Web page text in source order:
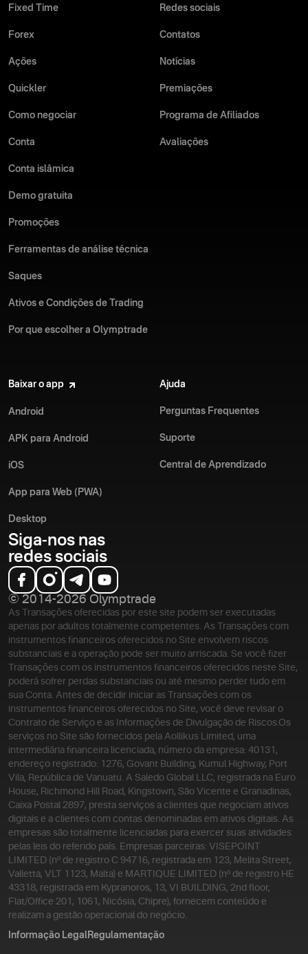
Fixed Time
Forex
Ações
Quickler
Como negociar
Conta
Conta islâmica
Demo gratuita
Promoções
Ferramentas de análise técnica
Saques
Ativos e Condições de Trading
Por que escolher a Olymptrade
Redes sociais
Contatos
Notícias
Premiações
Programa de Afiliados
Avaliações
Baixar o app
Android
APK para Android
iOS
App para Web (PWA)
Desktop
Ajuda
Perguntas Frequentes
Suporte
Central de Aprendizado
Siga-nos nas
redes sociais
© 2014-2026 Olymptrade
As Transações oferecidas por este site podem ser executadas
apenas por adultos totalmente competentes. As Transações com
instrumentos financeiros oferecidos no Site envolvem riscos
substanciais e a operação pode ser muito arriscada. Se você fizer
Transações com os instrumentos financeiros oferecidos neste Site,
poderá sofrer perdas substanciais ou até mesmo perder tudo em
sua Conta. Antes de decidir iniciar as Transações com os
instrumentos financeiros oferecidos no Site, você deve revisar o
Contrato de Serviço e as Informações de Divulgação de Riscos.Os
serviços no Site são fornecidos pela Aollikus Limited, uma
intermediária financeira licenciada, número da empresa: 40131,
endereço registrado: 1276, Govant Building, Kumul Highway, Port
Vila, República de Vanuatu. A Saledo Global LLC, registrada na Euro
House, Richmond Hill Road, Kingstown, São Vicente e Granadinas,
Caixa Postal 2897, presta serviços a clientes que negociam ativos
digitais e a clientes com contas denominadas em ativos digitais. As
empresas são totalmente licenciadas para exercer suas atividades
pelas leis do referido país. Empresas parceiras: VISEPOINT
LIMITED (nº de registro C 94716, registrada em 123, Melita Street,
Valletta, VLT 1123, Malta) e MARTIQUE LIMITED (nº de registro HE
43318, registrada em Kypranoros, 13, VI BUILDING, 2nd floor,
Flat/Office 201, 1061, Nicósia, Chipre), fornecem conteúdo e
realizam a gestão operacional do negócio.
Informação LegalRegulamentação